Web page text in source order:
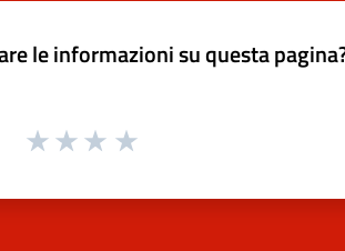
le informazioni su questa